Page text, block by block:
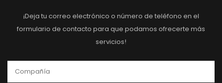
¡Deja tu correo electrónico o número de teléfono en el
formulario de contacto para que podamos ofrecerte más
servicios!
Compañía